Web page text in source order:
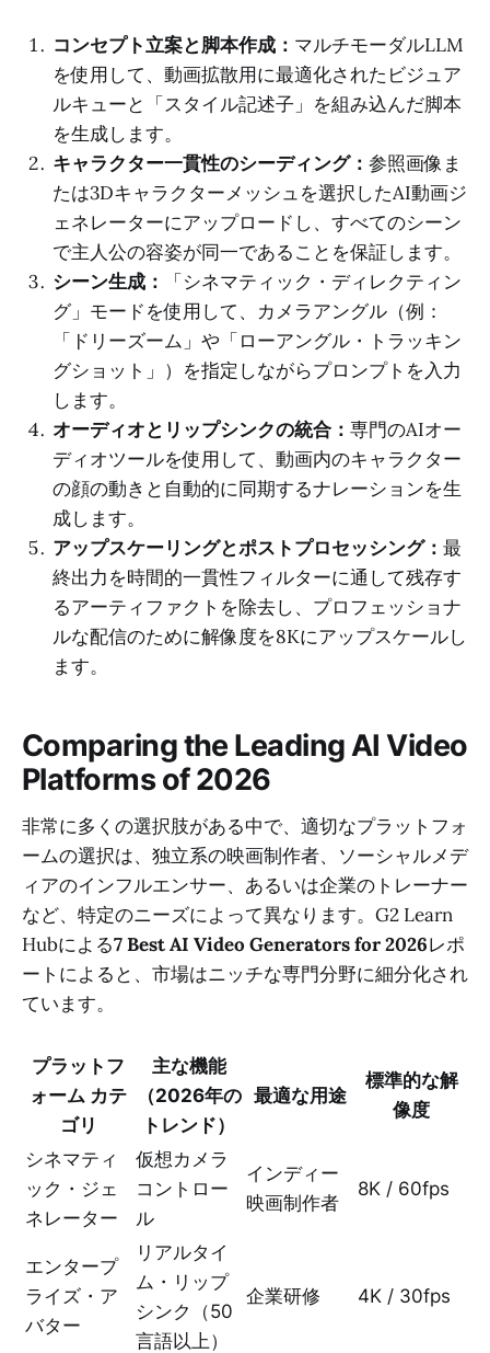
コンセプト立案と脚本作成： マルチモーダルLLM
を使用して、動画拡散用に最適化されたビジュア
ルキューと「スタイル記述子」を組み込んだ脚本
を生成します。
キャラクター一貫性のシーディング： 参照画像ま
たは3Dキャラクターメッシュを選択したAI動画ジ
ェネレーターにアップロードし、すべてのシーン
で主人公の容姿が同一であることを保証します。
シーン生成：
「シネマティック・ディレクティン
グ」モードを使用して、カメラアングル（例：
「ドリーズーム」や「ローアングル・トラッキン
グショット」）を指定しながらプロンプトを入力
します。
オーディオとリップシンクの統合： 専門のAIオー
ディオツールを使用して、動画内のキャラクター
の顔の動きと自動的に同期するナレーションを生
成します。
アップスケーリングとポストプロセッシング： 最
終出力を時間的一貫性フィルターに通して残存す
るアーティファクトを除去し、プロフェッショナ
ルな配信のために解像度を8Kにアップスケールし
ます。
Comparing the Leading AI Video
Platforms of 2026
非常に多くの選択肢がある中で、適切なプラットフォ
ームの選択は、独立系の映画制作者、ソーシャルメデ
ィアのインフルエンサー、あるいは企業のトレーナー
など、特定のニーズによって異なります。G2 Learn
Hubによる7 Best AI Video Generators for 2026レポ
ートによると、市場はニッチな専門分野に細分化され
ています。
プラットフ
ォーム カテ
ゴリ
主な機能
（2026年の
トレンド）
最適な用途
標準的な解
像度
シネマティ
ック・ジェ
ネレーター
仮想カメラ
コントロー
ル
インディー
映画制作者
8K / 60fps
エンタープ
ライズ・ア
バター
リアルタイ
ム・リップ
シンク（50
言語以上）
企業研修 4K / 30fps